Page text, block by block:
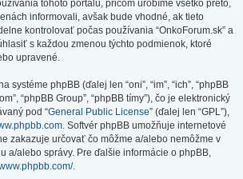
tohoto portálu, pričom urobíme všetko preto,
informovali, avšak bude vhodné, ak tieto
kontrolovať počas používania “OnkoForum.sk” a
s každou zmenou týchto podmienok, ktoré
upravené.
systéme phpBB (ďalej len “oni”, “im”, “ich”, “phpBB
“phpBB Group”, “phpBB tímy”), čo je elektronický
pod “General Public License” (ďalej len “GPL”),
. Softvér phpBB umožňuje internetové
zakazuje určovať čo môžme a/alebo nemôžme v
a/alebo správy. Pre ďalšie informácie o phpBB,
.